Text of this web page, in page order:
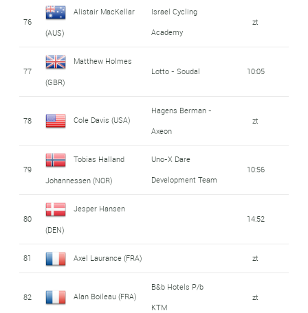
76
Alistair MacKellar
(AUS)
Israel Cycling
Academy
zt
77
Matthew Holmes
(GBR)
Lotto - Soudal 10:05
78 Cole Davis (USA)
Hagens Berman -
Axeon
zt
79
Tobias Halland
Johannessen (NOR)
Uno-X Dare
Development Team
10:56
80
Jesper Hansen
(DEN)
14:52
81 Axel Laurance (FRA) zt
82 Alan Boileau (FRA)
B&b Hotels P/b
KTM
zt